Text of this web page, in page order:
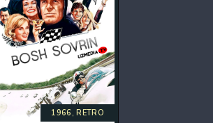
1966, RETRO